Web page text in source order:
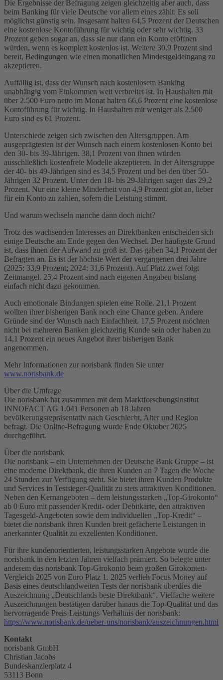
Die Ergebnisse der Befragung zeigen gleichzeitig aber auch, dass
beim Banking für viele Deutsche vor allem eines zählt: Es soll
möglichst günstig sein. Insgesamt halten 64,5 Prozent der Deutschen
eine kostenlose Kontoführung für wichtig oder sehr wichtig. 33
Prozent geben sogar an, dass sie nur dann ein Konto eröffnen
würden, wenn es komplett kostenlos ist. Weitere 30,9 Prozent sind
bereit, Bedingungen wie einen monatlichen Mindestgeldeingang zu
akzeptieren.
Auffällig ist, dass der Wunsch nach kostenlosem Banking
unabhängig vom Einkommen weit verbreitet ist. In Haushalten mit
über 2.500 Euro netto im Monat halten 66,6 Prozent eine kostenlose
Kontoführung für wichtig. In Haushalten mit weniger als 2.500
Euro sind es 61 Prozent.
Unterschiede zeigen sich zwischen den Altersgruppen. Am
ausgeprägtesten ist der Wunsch nach einem kostenlosen Konto bei
den 30- bis 39-Jährigen. 38,1 Prozent von ihnen würden
ausschließlich kostenfreie Modelle akzeptieren. In der Altersgruppe
der 40- bis 49-Jährigen sind es 34,5 Prozent und bei den über 50-
Jährigen 32 Prozent. Unter den 18- bis 29-Jährigen sagen das 29,2
Prozent. Nur eine kleine Minderheit von 4,9 Prozent gibt an, lieber
für ein Konto zu zahlen, sofern die Leistung stimmt.
Und warum wechseln manche dann doch nicht?
Trotz des wachsenden Interesses an Direktbanken entscheiden sich
einige Deutsche am Ende gegen den Wechsel. Der häufigste Grund
ist, dass ihnen der Aufwand zu groß ist. Das gaben 34,1 Prozent der
Befragten an. Es ist der höchste Wert der vergangenen drei Jahre
(2025: 33,9 Prozent; 2024: 31,6 Prozent). Auf Platz zwei folgt
Zeitmangel. 25,4 Prozent sind nach eigenen Angaben bislang
einfach nicht dazu gekommen.
Auch emotionale Bindungen spielen eine Rolle. 21,1 Prozent
wollten ihrer bisherigen Bank noch eine Chance geben. Andere
Gründe sind der Wunsch nach Einfachheit. 17,5 Prozent möchten
nicht bei mehreren Banken gleichzeitig Kunde sein oder haben zu
14,1 Prozent ein neues Angebot ihrer bisherigen Bank
angenommen.
Mehr Informationen zur norisbank finden Sie unter
www.norisbank.de
Über die Umfrage
Die norisbank hat zusammen mit dem Marktforschungsinstitut
INNOFACT AG 1.041 Personen ab 18 Jahren
bevölkerungsrepräsentativ nach Geschlecht, Alter und Region
befragt. Die Online-Befragung wurde Ende Oktober 2025
durchgeführt.
Über die norisbank
Die norisbank – ein Unternehmen der Deutsche Bank Gruppe – ist
eine moderne Direktbank, die ihren Kunden an 7 Tagen die Woche
24 Stunden zur Verfügung steht. Sie bietet ihren Kunden Produkte
und Services in Testsieger-Qualität zu stets attraktiven Konditionen.
Neben den Kernangeboten – dem leistungsstarken „Top-Girokonto“
ab 0 Euro mit passender Kredit- oder Debitkarte, den attraktiven
Tagesgeld-Angeboten sowie dem individuellen „Top-Kredit“ –
bietet die norisbank ihren Kunden breit gefächerte Leistungen in
anerkannter Qualität zu exzellenten Konditionen.
Für ihre kundenorientierten, leistungsstarken Angebote wurde die
norisbank in den letzten Jahren vielfach prämiert. So belegte unter
anderem das norisbank Top-Girokonto beim großen Girokonten-
Vergleich 2025 von Euro Platz 1. 2025 verlieh Focus Money auf
Basis eines deutschlandweiten Tests der norisbank überdies die
Auszeichnung „Deutschlands beste Direktbank“. Vielfache weitere
Auszeichnungen bestätigen darüber hinaus die Top-Qualität und das
hervorragende Preis-Leistungs-Verhältnis der norisbank:
https://www.norisbank.de/ueber-uns/norisbank/auszeichnungen.html
Kontakt
norisbank GmbH
Christian Jacobs
Bundeskanzlerplatz 4
53113 Bonn